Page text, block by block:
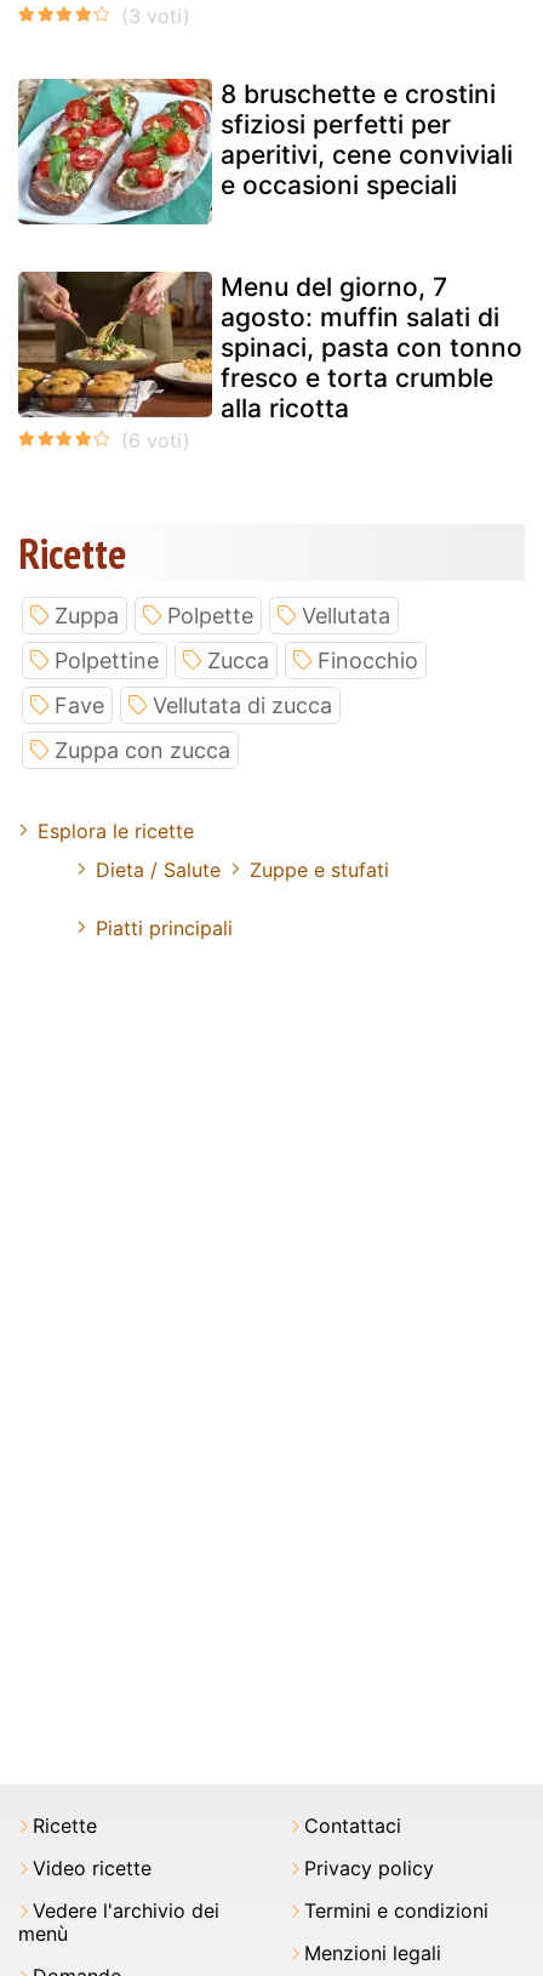
8 bruschette e crostini
sfiziosi perfetti per
aperitivi, cene conviviali
e occasioni speciali
Menu del giorno, 7
agosto: muffin salati di
spinaci, pasta con tonno
fresco e torta crumble
alla ricotta
Ricette
Zuppa Polpette
Vellutata
Polpettine
Zucca
Finocchio
Fave
Vellutata di zucca
Zuppa con zucca
Esplora le ricette
Dieta / Salute
Zuppe e stufati
Piatti principali
Ricette
Video ricette
Vedere l'archivio dei
menù
Contattaci
Privacy policy
Termini e condizioni
Menzioni legali